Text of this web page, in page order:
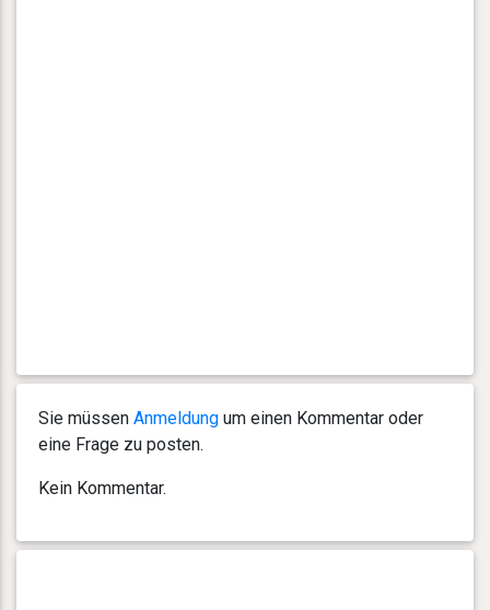
Sie müssen Anmeldung um einen Kommentar oder
eine Frage zu posten.
Kein Kommentar.